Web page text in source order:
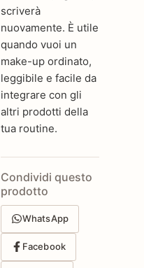
scriverà
nuovamente. È utile
quando vuoi un
make-up ordinato,
leggibile e facile da
integrare con gli
altri prodotti della
tua routine.
Condividi questo
prodotto
WhatsApp
Facebook